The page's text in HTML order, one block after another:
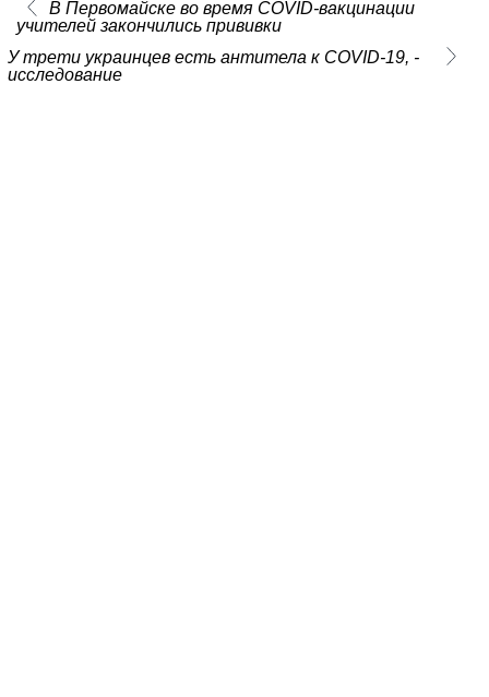
В Первомайске во время COVID-вакцинации
учителей закончились прививки
У трети украинцев есть антитела к COVID-19, -
исследование